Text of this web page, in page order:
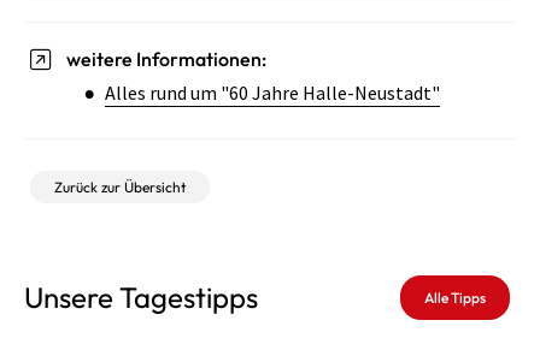
weitere Informationen:
Alles rund um "60 Jahre Halle-Neustadt"
Zurück zur Übersicht
Unsere Tagestipps Alle Tipps